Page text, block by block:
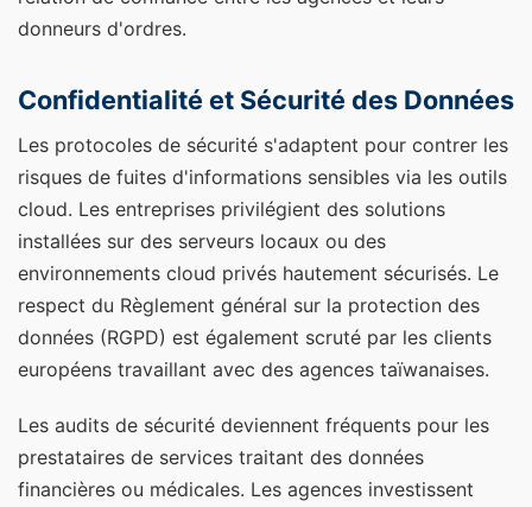
donneurs d'ordres.
Confidentialité et Sécurité des Données
Les protocoles de sécurité s'adaptent pour contrer les
risques de fuites d'informations sensibles via les outils
cloud. Les entreprises privilégient des solutions
installées sur des serveurs locaux ou des
environnements cloud privés hautement sécurisés. Le
respect du Règlement général sur la protection des
données (RGPD) est également scruté par les clients
européens travaillant avec des agences taïwanaises.
Les audits de sécurité deviennent fréquents pour les
prestataires de services traitant des données
financières ou médicales. Les agences investissent